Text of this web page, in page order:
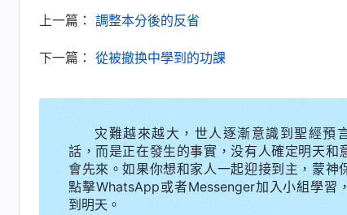
我們反省自己身上有哪些敵基督的表現，能追
位、得着弟兄姊妹高看擁護的工具，盡點本分
一次靈修時，我看到兩段神的話，對我很
盡本分當做官來享受，總貪享地位之福，總有
營，總想得到更高的地位，想管轄更多的人、
來享受就太危險了。你如果總這麽做，不想跟
頭，不想被别人奪去光環，你只想一個人獨
上一篇： 調整本分後的反省
下一篇： 從被撤换中學到的功課
灾難越來越大，世人逐漸意識到聖經預
話，而是正在發生的事實，没有人確定明天和
會先來。如果你想和家人一起迎接到主，蒙神
點擊WhatsApp或者Messenger加入小組學習
到明天。